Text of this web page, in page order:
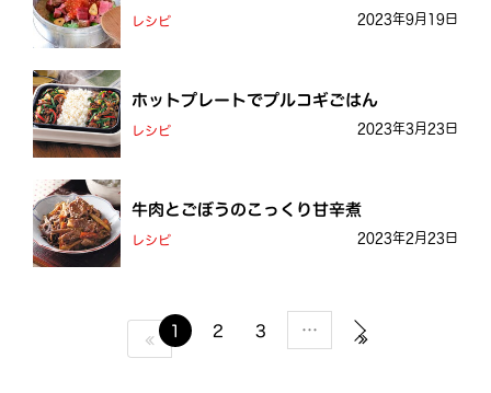
レシピ 2023年9月19日
ホットプレートでプルコギごはん
レシピ 2023年3月23日
牛肉とごぼうのこっくり甘辛煮
レシピ 2023年2月23日
1 2 3 …